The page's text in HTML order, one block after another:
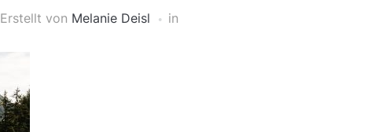
Erstellt von Melanie Deisl in